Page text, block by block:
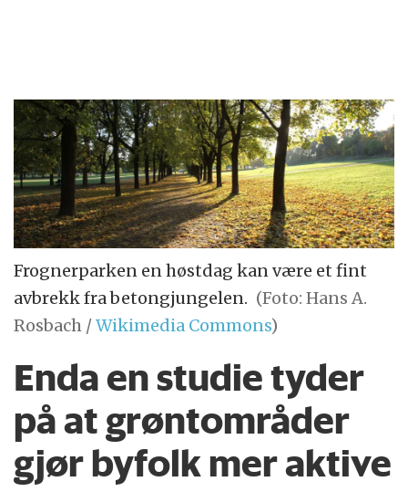
Frognerparken en høstdag kan være et fint
avbrekk fra betongjungelen. (Foto: Hans A.
Rosbach /Wikimedia Commons)
Enda en studie tyder
på at grønt­områder
gjør byfolk mer aktive